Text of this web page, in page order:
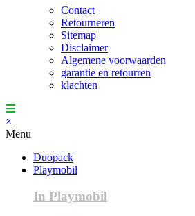
Contact
Retourneren
Sitemap
Disclaimer
Algemene voorwaarden
garantie en retourren
klachten
×
Menu
Duopack
Playmobil
In Playmobil